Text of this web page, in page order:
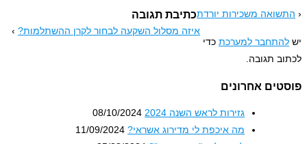
יורדת
איזה מסלול השקעה לבחור לקרן ההשתלמות?›
כתיבת תגובה
למערכתכדי
גזירות לראש השנה 2024
08/10/2024
מה איכפת לי מדירוג אשראי? 11/09/2024